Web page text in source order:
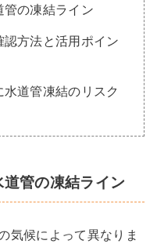
の凍結ライン
方法と活用ポイン
道管凍結のリスク
管の凍結ライン
気候によって異なりま